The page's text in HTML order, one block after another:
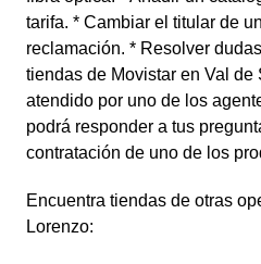
tarifa. * Cambiar el titular de
reclamación. * Resolver
tiendas de Movistar en Val de
atendido por uno de los
podrá responder a tus
contratación de uno de los
Encuentra tiendas de otras
Lorenzo: